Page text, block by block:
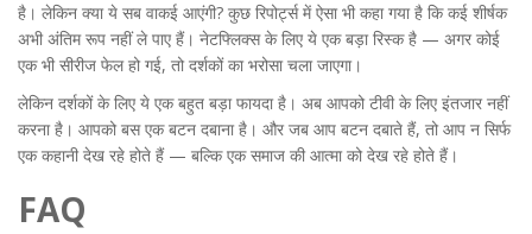
है। लेकिन क्या ये सब वाकई आएंगी? कुछ रिपोर्ट्स में ऐसा भी कहा गया है कि कई शीर्षक
अभी अंतिम रूप नहीं ले पाए हैं। नेटफ्लिक्सके लिए ये एक बड़ा रिस्क है — अगर कोई
एक भी सीरीज फेल हो गई, तो दर्शकों का भरोसा चला जाएगा।
लेकिन दर्शकों के लिए ये एक बहुत बड़ा फायदा है। अब आपको टीवी के लिए इंतजार नहीं
करना है। आपको बस एक बटन दबाना है। और जब आप बटन दबाते हैं, तो आप न सिर्फ
एक कहानी देख रहे होते हैं — बल्कि एक समाज की आत्मा को देख रहे होते हैं।
FAQ